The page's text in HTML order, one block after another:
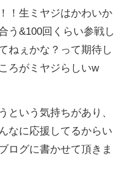
！生ミヤジはかわいか
う&100回くらい参戦し
ねぇかな？って期待し
ろがミヤジらしいw
という気持ちがあり、
なに応援してるからい
ログに書かせて頂きま